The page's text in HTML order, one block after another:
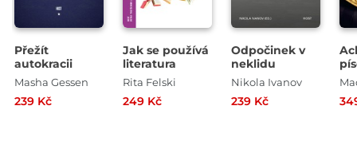
Přežít
autokracii
Masha Gessen
239 Kč
Jak se používá
literatura
Rita Felski
249 Kč
Odpočinek v
neklidu
Nikola Ivanov
239 Kč